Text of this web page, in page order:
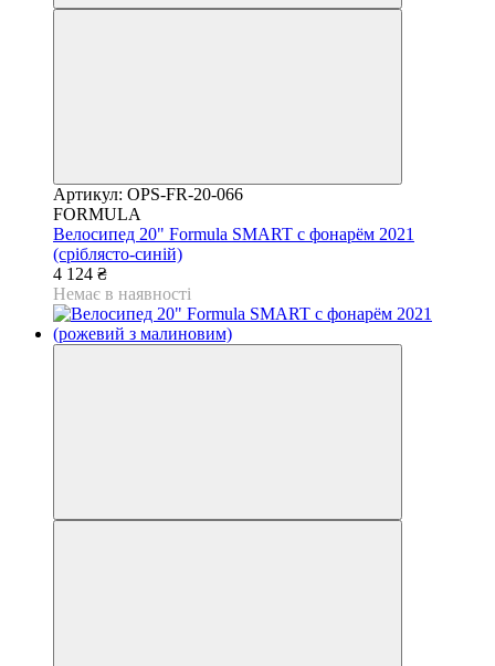
Артикул: OPS-FR-20-066
FORMULA
Велосипед 20" Formula SMART с фонарём 2021
(сріблясто-синій)
4 124 ₴
Немає в наявності